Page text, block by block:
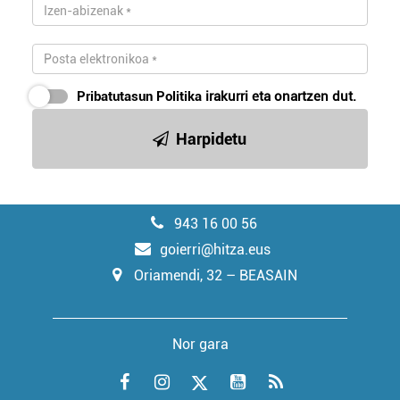
Pribatutasun Politika irakurri eta onartzen dut.
Harpidetu
943 16 00 56
goierri@hitza.eus
Oriamendi, 32 – BEASAIN
Nor gara